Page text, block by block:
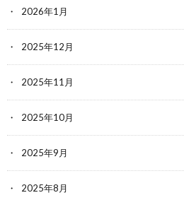
2026年1月
2025年12月
2025年11月
2025年10月
2025年9月
2025年8月